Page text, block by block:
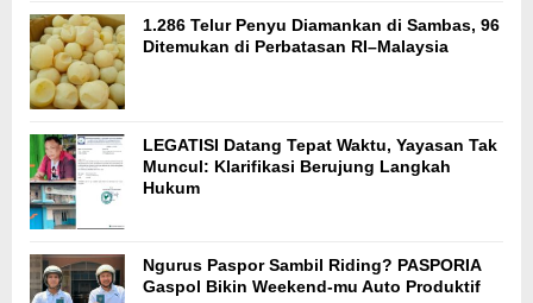
1.286 Telur Penyu Diamankan di Sambas, 96
Ditemukan di Perbatasan RI–Malaysia
LEGATISI Datang Tepat Waktu, Yayasan Tak
Muncul: Klarifikasi Berujung Langkah
Hukum
Ngurus Paspor Sambil Riding? PASPORIA
Gaspol Bikin Weekend-mu Auto Produktif